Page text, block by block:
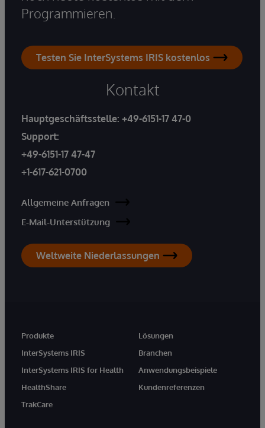
Programmieren.
Testen Sie InterSystems IRIS kostenlos
Kontakt
Hauptgeschäftsstelle: +49-6151-17 47-0
Support:
+49-6151-17 47-47
+1-617-621-0700
Allgemeine Anfragen
E-Mail-Unterstützung
Weltweite Niederlassungen
Produkte
InterSystems IRIS
InterSystems IRIS for Health
HealthShare
TrakCare
Lösungen
Branchen
Anwendungsbeispiele
Kundenreferenzen